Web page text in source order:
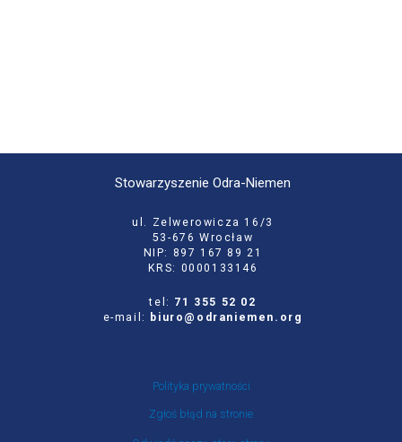
Stowarzyszenie Odra-Niemen
ul. Zelwerowicza 16/3
53-676 Wrocław
NIP: 897 167 89 21
KRS: 0000133146
tel: 71 355 52 02
e-mail:
biuro@odraniemen.org
Polityka prywatności
Zgłoś błąd na stronie